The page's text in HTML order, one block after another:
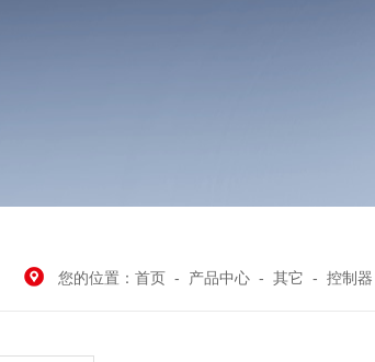
您的位置： 首页 - 产品中心 - 其它 - 控制器